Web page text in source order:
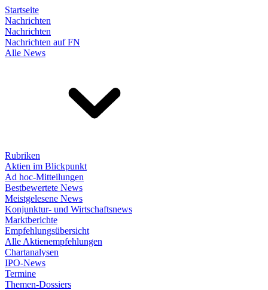
Startseite
Nachrichten
Nachrichten
Nachrichten auf FN
Alle News
Rubriken
Aktien im Blickpunkt
Ad hoc-Mitteilungen
Bestbewertete News
Meistgelesene News
Konjunktur- und Wirtschaftsnews
Marktberichte
Empfehlungsübersicht
Alle Aktienempfehlungen
Chartanalysen
IPO-News
Termine
Themen-Dossiers